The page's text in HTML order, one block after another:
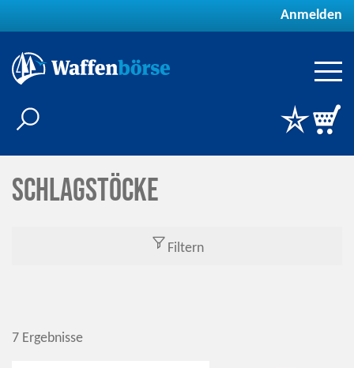
Anmelden
Schlagstöcke
Filtern
7 Ergebnisse